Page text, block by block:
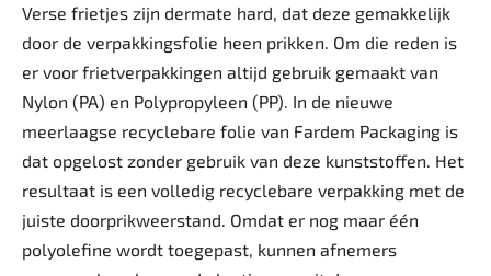
Verse frietjes zijn dermate hard, dat deze gemakkelijk
door de verpakkingsfolie heen prikken. Om die reden is
er voor frietverpakkingen altijd gebruik gemaakt van
Nylon (PA) en Polypropyleen (PP). In de nieuwe
meerlaagse recyclebare folie van Fardem Packaging is
dat opgelost zonder gebruik van deze kunststoffen. Het
resultaat is een volledig recyclebare verpakking met de
juiste doorprikweerstand. Omdat er nog maar één
polyolefine wordt toegepast, kunnen afnemers